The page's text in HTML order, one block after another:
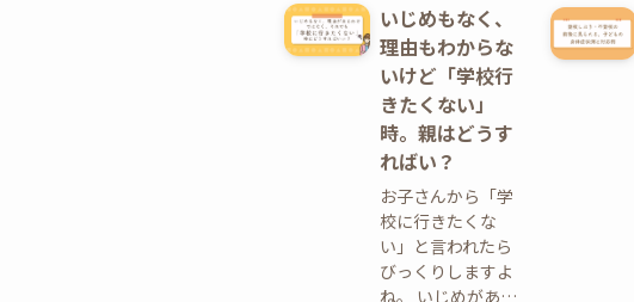
いじめもなく、
理由もわからな
いけど「学校行
きたくない」
時。親はどうす
ればい？
お子さんから「学
校に行きたくな
い」と言われたら
びっくりしますよ
ね。 いじめがあ…